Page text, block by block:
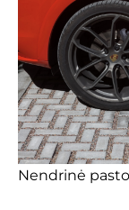
Nendrinė